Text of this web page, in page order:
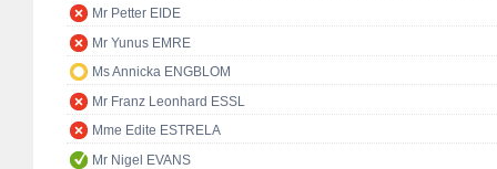
Mr Petter EIDE
Mr Yunus EMRE
Ms Annicka ENGBLOM
Mr Franz Leonhard ESSL
Mme Edite ESTRELA
Mr Nigel EVANS